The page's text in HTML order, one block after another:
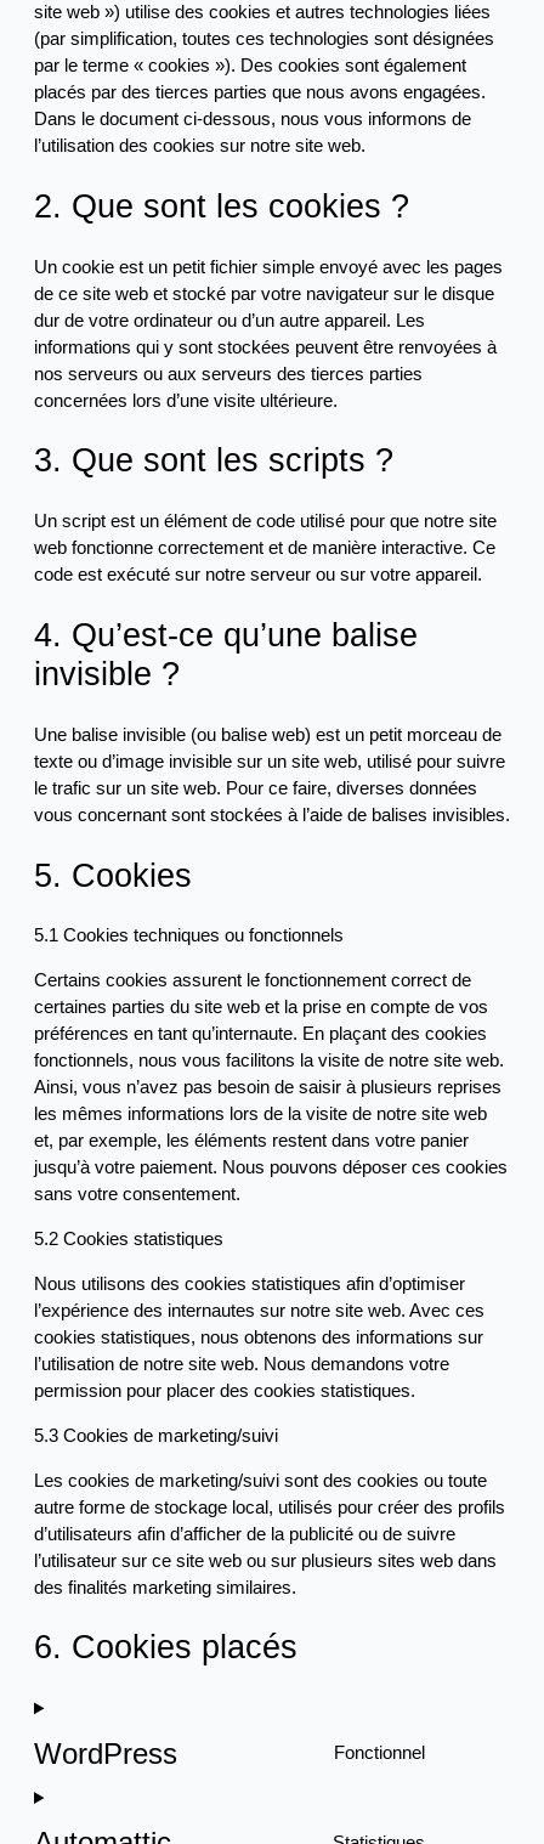
site web ») utilise des cookies et autres technologies liées
(par simplification, toutes ces technologies sont désignées
par le terme « cookies »). Des cookies sont également
placés par des tierces parties que nous avons engagées.
Dans le document ci-dessous, nous vous informons de
l’utilisation des cookies sur notre site web.
2. Que sont les cookies ?
Un cookie est un petit fichier simple envoyé avec les pages
de ce site web et stocké par votre navigateur sur le disque
dur de votre ordinateur ou d’un autre appareil. Les
informations qui y sont stockées peuvent être renvoyées à
nos serveurs ou aux serveurs des tierces parties
concernées lors d’une visite ultérieure.
3. Que sont les scripts ?
Un script est un élément de code utilisé pour que notre site
web fonctionne correctement et de manière interactive. Ce
code est exécuté sur notre serveur ou sur votre appareil.
4. Qu’est-ce qu’une balise
invisible ?
Une balise invisible (ou balise web) est un petit morceau de
texte ou d’image invisible sur un site web, utilisé pour suivre
le trafic sur un site web. Pour ce faire, diverses données
vous concernant sont stockées à l’aide de balises invisibles.
5. Cookies
5.1 Cookies techniques ou fonctionnels
Certains cookies assurent le fonctionnement correct de
certaines parties du site web et la prise en compte de vos
préférences en tant qu’internaute. En plaçant des cookies
fonctionnels, nous vous facilitons la visite de notre site web.
Ainsi, vous n’avez pas besoin de saisir à plusieurs reprises
les mêmes informations lors de la visite de notre site web
et, par exemple, les éléments restent dans votre panier
jusqu’à votre paiement. Nous pouvons déposer ces cookies
sans votre consentement.
5.2 Cookies statistiques
Nous utilisons des cookies statistiques afin d’optimiser
l’expérience des internautes sur notre site web. Avec ces
cookies statistiques, nous obtenons des informations sur
l’utilisation de notre site web. Nous demandons votre
permission pour placer des cookies statistiques.
5.3 Cookies de marketing/suivi
Les cookies de marketing/suivi sont des cookies ou toute
autre forme de stockage local, utilisés pour créer des profils
d’utilisateurs afin d’afficher de la publicité ou de suivre
l’utilisateur sur ce site web ou sur plusieurs sites web dans
des finalités marketing similaires.
6. Cookies placés
WordPress Fonctionnel